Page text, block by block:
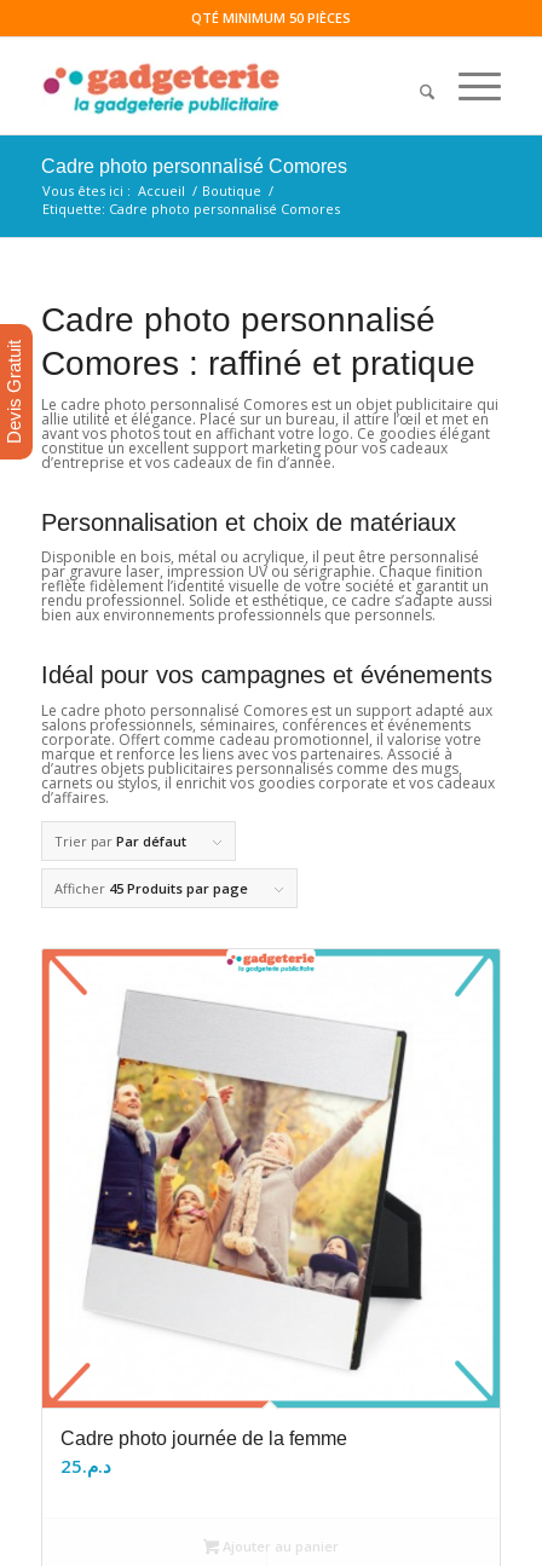
QTÉ MINIMUM 50 PIÈCES
Cadre photo personnalisé Comores
Vous êtes ici : Accueil / Boutique /
Etiquette: Cadre photo personnalisé Comores
Cadre photo personnalisé
Comores : raffiné et pratique
Le cadre photo personnalisé Comores est un objet publicitaire qui
allie utilité et élégance. Placé sur un bureau, il attire l’œil et met en
avant vos photos tout en affichant votre logo. Ce goodies élégant
constitue un excellent support marketing pour vos cadeaux
d’entreprise et vos cadeaux de fin d’année.
Personnalisation et choix de matériaux
Disponible en bois, métal ou acrylique, il peut être personnalisé
par gravure laser, impression UV ou sérigraphie. Chaque finition
reflète fidèlement l’identité visuelle de votre société et garantit un
rendu professionnel. Solide et esthétique, ce cadre s’adapte aussi
bien aux environnements professionnels que personnels.
Idéal pour vos campagnes et événements
Le cadre photo personnalisé Comores est un support adapté aux
salons professionnels, séminaires, conférences et événements
corporate. Offert comme cadeau promotionnel, il valorise votre
marque et renforce les liens avec vos partenaires. Associé à
d’autres objets publicitaires personnalisés comme des mugs,
carnets ou stylos, il enrichit vos goodies corporate et vos cadeaux
d’affaires.
Trier par Par défaut
Afficher 45 Produits par page
Cadre photo journée de la femme
د.م.25
Ajouter au panier
Devis Gratuit